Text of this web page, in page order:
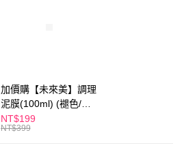
加價購【未來美】調理
泥膜(100ml) (褪色/盒
損/短效良品)
NT$199
NT$399